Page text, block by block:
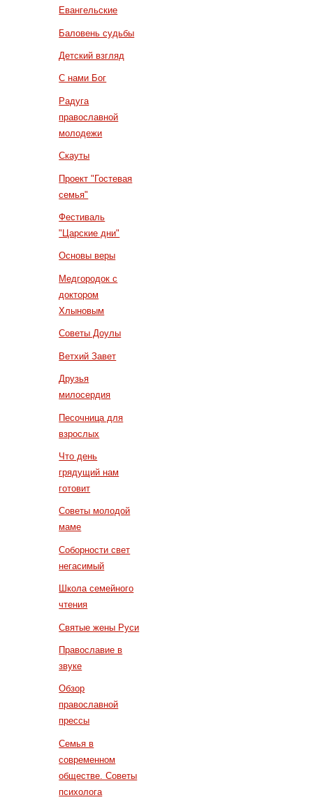
Евангельские
Баловень судьбы
Детский взгляд
С нами Бог
Радуга
православной
молодежи
Скауты
Проект "Гостевая
семья"
Фестиваль
"Царские дни"
Основы веры
Медгородок с
доктором
Хлыновым
Советы Доулы
Ветхий Завет
Друзья
милосердия
Песочница для
взрослых
Что день
грядущий нам
готовит
Советы молодой
маме
Соборности свет
негасимый
Школа семейного
чтения
Святые жены Руси
Православие в
звуке
Обзор
православной
прессы
Семья в
современном
обществе. Советы
психолога